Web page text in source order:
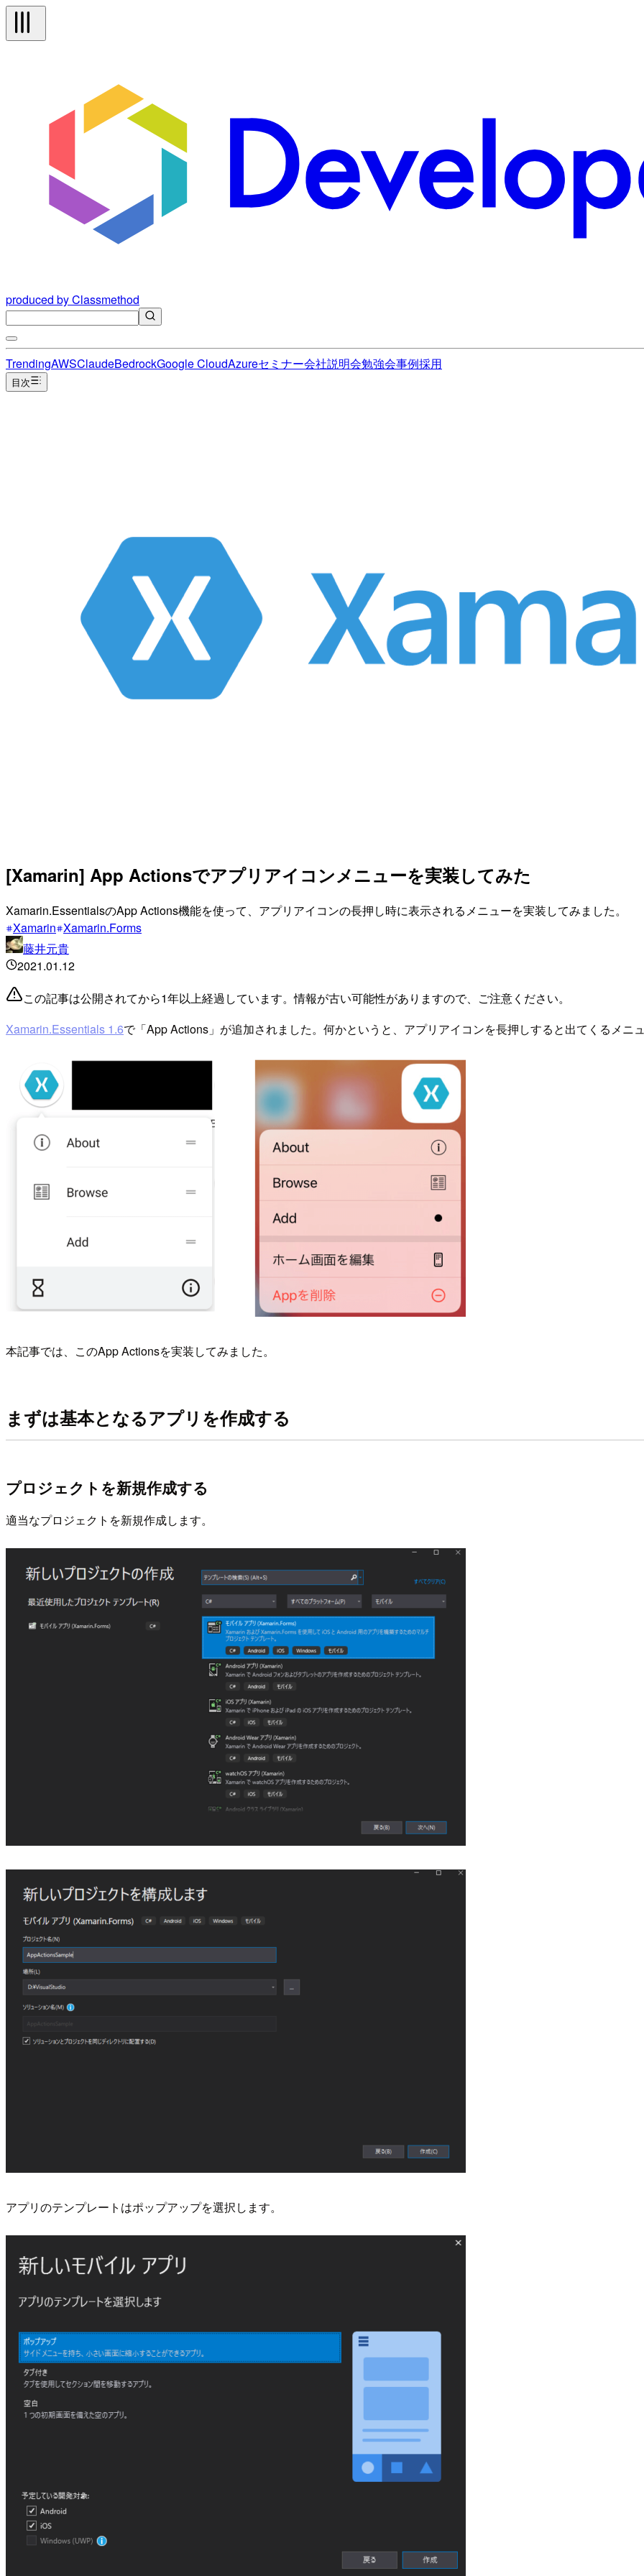
produced by Classmethod
TrendingAWSClaudeBedrockGoogle CloudAzureセミナー会社説明会勉強会事例採用
目次
[Xamarin] App Actionsでアプリアイコンメニューを実装してみた
Xamarin.EssentialsのApp Actions機能を使って、アプリアイコンの長押し時に表示されるメニューを実装してみました。
Xamarin Xamarin.Forms
藤井元貴
2021.01.12
この記事は公開されてから1年以上経過しています。情報が古い可能性がありますので、ご注意ください。
Xamarin.Essentials 1.6で「App Actions」が追加されました。何かというと、アプリアイコンを長押しすると出てくるメニ
本記事では、このApp Actionsを実装してみました。
まずは基本となるアプリを作成する
プロジェクトを新規作成する
適当なプロジェクトを新規作成します。
アプリのテンプレートはポップアップを選択します。